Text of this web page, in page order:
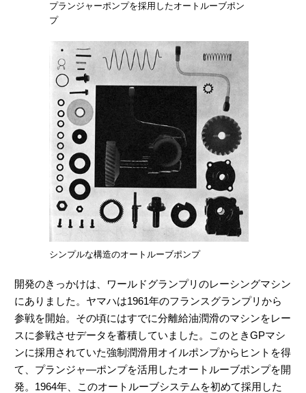
プランジャーポンプを採用したオートルーブポン
プ
シンプルな構造のオートルーブポンプ
開発のきっかけは、ワールドグランプリのレーシングマシン
にありました。ヤマハは1961年のフランスグランプリから
参戦を開始。その頃にはすでに分離給油潤滑のマシンをレー
スに参戦させデータを蓄積していました。このときGPマシ
ンに採用されていた強制潤滑用オイルポンプからヒントを得
て、プランジャ―ポンプを活用したオートルーブポンプを開
発。1964年、このオートルーブシステムを初めて採用した